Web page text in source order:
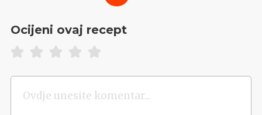
Ocijeni ovaj recept